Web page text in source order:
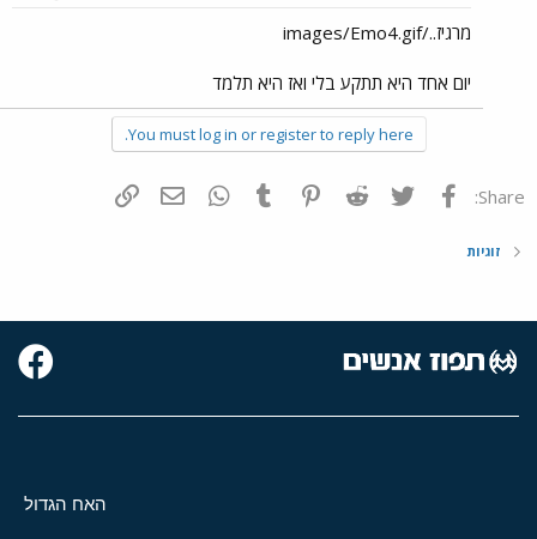
מרגיז../images/Emo4.gif
יום אחד היא תתקע בלי ואז היא תלמד
You must log in or register to reply here.
Share: פייסבוק Twitter
Reddit
Pinterest
Tumblr
WhatsAppדואר אלקטרוני
זוגיות
האח הגדול